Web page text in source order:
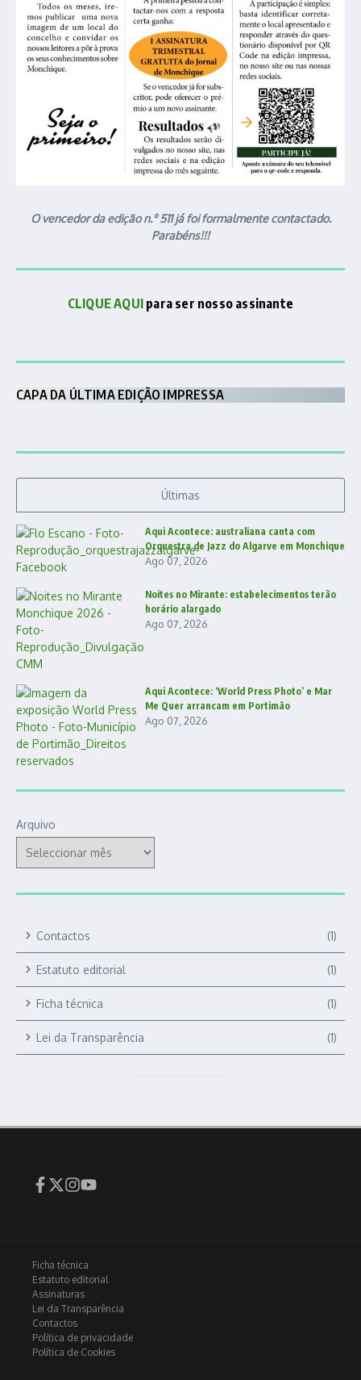
O vencedor da edição n.º 511 já foi formalmente contactado.
Parabéns!!!
CLIQUE AQUI para ser nosso assinante
CAPA DA ÚLTIMA EDIÇÃO IMPRESSA
Últimas
Aqui Acontece: australiana canta com
Orquestra de Jazz do Algarve em Monchique
Ago 07, 2026
Noites no Mirante: estabelecimentos terão
horário alargado
Ago 07, 2026
Aqui Acontece: ‘World Press Photo’ e Mar
Me Quer arrancam em Portimão
Ago 07, 2026
Arquivo
Contactos (1)
Estatuto editorial (1)
Ficha técnica (1)
Lei da Transparência (1)
Ficha técnica
Estatuto editorial
Assinaturas
Lei da Transparência
Contactos
Política de privacidade
Política de Cookies